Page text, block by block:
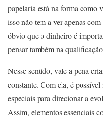
papelaria está na forma como
isso não tem a ver apenas
óbvio que o dinheiro é
pensar também na
Nesse sentido, vale a pena
constante. Com ela, é
especiais para direcionar a
Assim, elementos essenciais